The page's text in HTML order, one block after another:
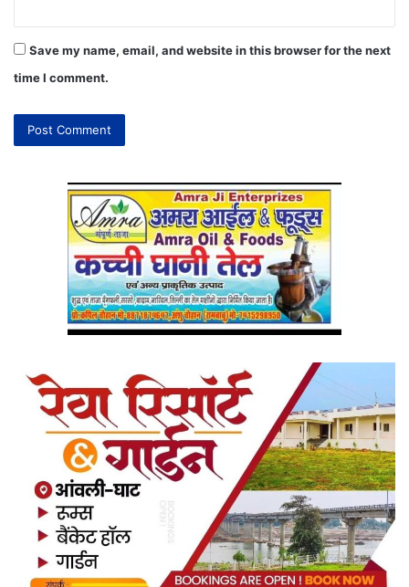
Save my name, email, and website in this browser for the next
time I comment.